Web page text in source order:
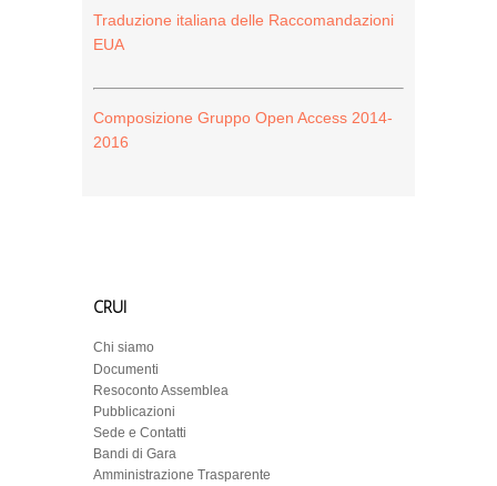
Traduzione italiana delle Raccomandazioni
EUA
Composizione Gruppo Open Access 2014-
2016
CRUI
Chi siamo
Documenti
Resoconto Assemblea
Pubblicazioni
Sede e Contatti
Bandi di Gara
Amministrazione Trasparente